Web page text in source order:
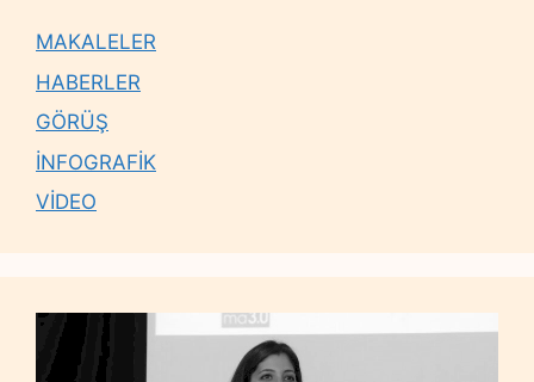
MAKALELER
HABERLER
GÖRÜŞ
İNFOGRAFİK
VİDEO